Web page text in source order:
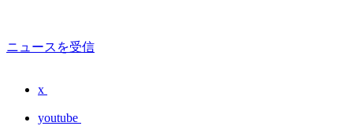
ニュースを受信
x
youtube